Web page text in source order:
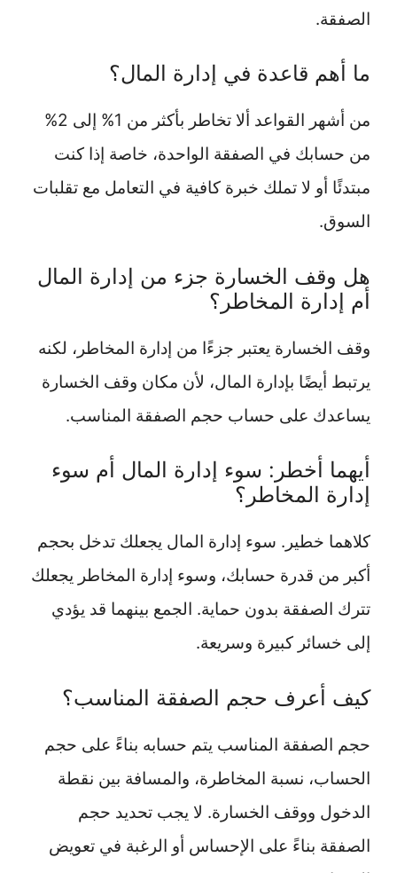
الصفقة.
ما أهم قاعدة في إدارة المال؟
من أشهر القواعد ألا تخاطر بأكثر من 1% إلى 2%
من حسابك في الصفقة الواحدة، خاصة إذا كنت
مبتدئًا أو لا تملك خبرة كافية في التعامل مع تقلبات
السوق.
هل وقف الخسارة جزء من إدارة المال
أم إدارة المخاطر؟
وقف الخسارة يعتبر جزءًا من إدارة المخاطر، لكنه
يرتبط أيضًا بإدارة المال، لأن مكان وقف الخسارة
يساعدك على حساب حجم الصفقة المناسب.
أيهما أخطر: سوء إدارة المال أم سوء
إدارة المخاطر؟
كلاهما خطير. سوء إدارة المال يجعلك تدخل بحجم
أكبر من قدرة حسابك، وسوء إدارة المخاطر يجعلك
تترك الصفقة بدون حماية. الجمع بينهما قد يؤدي
إلى خسائر كبيرة وسريعة.
كيف أعرف حجم الصفقة المناسب؟
حجم الصفقة المناسب يتم حسابه بناءً على حجم
الحساب، نسبة المخاطرة، والمسافة بين نقطة
الدخول ووقف الخسارة. لا يجب تحديد حجم
الصفقة بناءً على الإحساس أو الرغبة في تعويض